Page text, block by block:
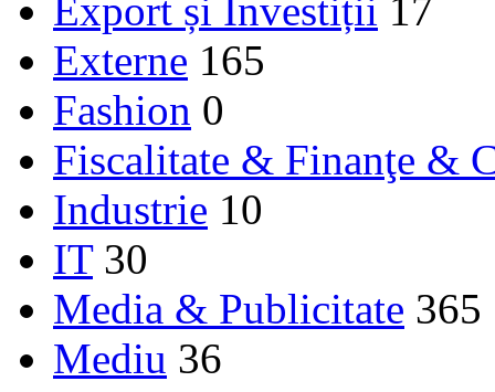
Export și Investiții 17
Externe 165
Fashion 0
Fiscalitate & Finanţe &
Industrie 10
IT 30
Media & Publicitate 365
Mediu 36